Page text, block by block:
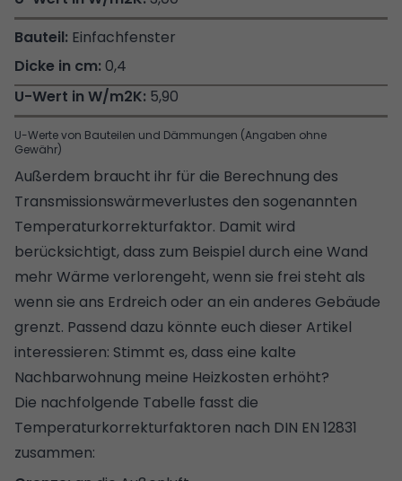
U-Werte von Bauteilen und Dämmungen (Angaben ohne
Gewähr)
Einfachfenster
0,4
5,90
Außerdem braucht ihr für die Berechnung des
Transmissionswärmeverlustes den sogenannten
Temperaturkorrekturfaktor. Damit wird
berücksichtigt, dass zum Beispiel durch eine Wand
mehr Wärme verlorengeht, wenn sie frei steht als
wenn sie ans Erdreich oder an ein anderes Gebäude
grenzt. Passend dazu könnte euch dieser Artikel
interessieren: Stimmt es, dass eine kalte
Nachbarwohnung meine Heizkosten erhöht?
Die nachfolgende Tabelle fasst die
Temperaturkorrekturfaktoren nach DIN EN 12831
zusammen: